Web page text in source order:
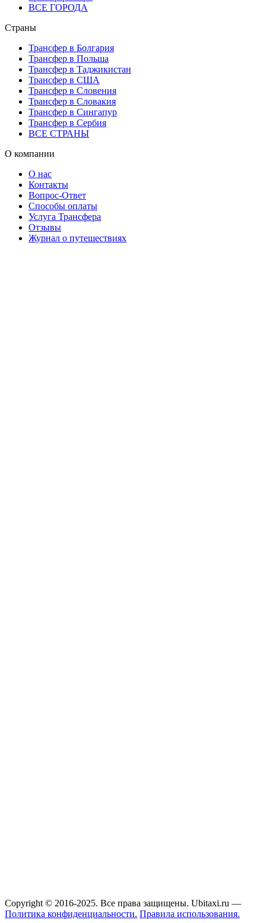
ВСЕ ГОРОДА
Страны
Трансфер в Болгария
Трансфер в Польша
Трансфер в Таджикистан
Трансфер в США
Трансфер в Словения
Трансфер в Словакия
Трансфер в Сингапур
Трансфер в Сербия
ВСЕ СТРАНЫ
О компании
О нас
Контакты
Вопрос-Ответ
Способы оплаты
Услуга Трансфера
Отзывы
Журнал о путешествиях
Copyright © 2016-2025. Все права защищены. Ubitaxi.ru —
Политика конфиденциальности. Правила использования.